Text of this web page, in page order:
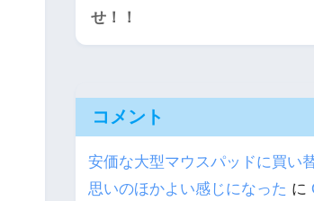
せ！！
コメント
安価な大型マウスパッドに買い
思いのほかよい感じになった に